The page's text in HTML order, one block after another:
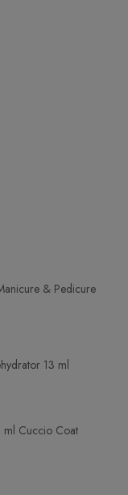
ml Cuccio Coat
13 ml
& Pedicure